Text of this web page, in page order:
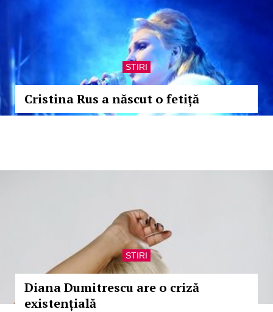
STIRI
Cristina Rus a născut o fetiță
STIRI
Diana Dumitrescu are o criză
existențială